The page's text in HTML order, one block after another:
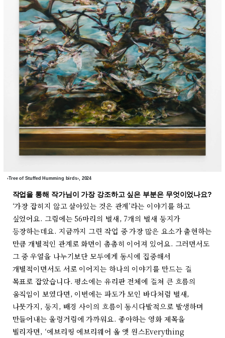
‹Tree of Stuffed Humming birds›, 2024
작업을 통해 작가님이 가장 강조하고 싶은 부분은 무엇이었나요?
‘가장 잡히지 않고 살아있는 것은 관계’라는 이야기를 하고
싶었어요. 그림에는 56마리의 벌새, 7개의 벌새 둥지가
등장하는데요. 지금까지 그린 작업 중 가장 많은 요소가 출현하는
만큼 개별적인 관계로 화면이 촘촘히 이어져 있어요. 그러면서도
그 중 우열을 나누기보단 모두에게 동시에 집중해서
개별적이면서도 서로 이어지는 하나의 이야기를 만드는 걸
목표로 잡았습니다. 평소에는 유리판 전체에 걸쳐 큰 흐름의
움직임이 보였다면, 이번에는 파도가 모인 바다처럼 벌새,
나뭇가지, 둥지, 배경 사이의 흐름이 동시다발적으로 발생하며
만들어내는 울렁거림에 가까워요. 좋아하는 영화 제목을
빌리자면, ‘에브리띵 에브리웨어 올 앳 원스Everything